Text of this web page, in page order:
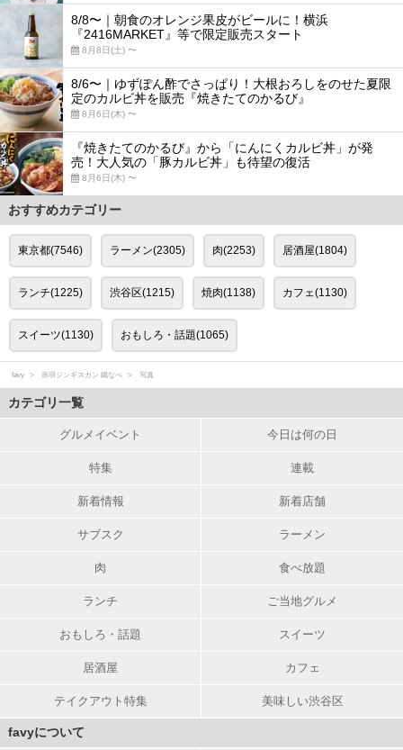
8/8〜｜朝食のオレンジ果皮がビールに！横浜
『2416MARKET』等で限定販売スタート
8月8日(土) 〜
8/6〜｜ゆずぽん酢でさっぱり！大根おろしをのせた夏限
定のカルビ丼を販売『焼きたてのかるび』
8月6日(木) 〜
『焼きたてのかるび』から「にんにくカルビ丼」が発
売！大人気の「豚カルビ丼」も待望の復活
8月6日(木) 〜
おすすめカテゴリー
東京都(7546) ラーメン(2305) 肉(2253) 居酒屋(1804)
ランチ(1225) 渋谷区(1215) 焼肉(1138) カフェ(1130)
スイーツ(1130) おもしろ・話題(1065)
favy 赤羽ジンギスカン 鐵なべ 写真
カテゴリ一覧
グルメイベント 今日は何の日
特集 連載
新着情報 新着店舗
サブスク ラーメン
肉 食べ放題
ランチ ご当地グルメ
おもしろ・話題 スイーツ
居酒屋 カフェ
テイクアウト特集 美味しい渋谷区
favyについて